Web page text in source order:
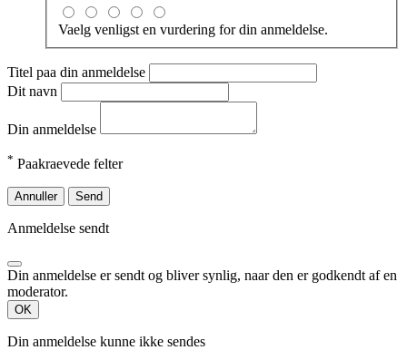
Vaelg venligst en vurdering for din anmeldelse.
Titel paa din anmeldelse
Dit navn
Din anmeldelse
* Paakraevede felter
Annuller Send
Anmeldelse sendt
Din anmeldelse er sendt og bliver synlig, naar den er godkendt af en
moderator.
OK
Din anmeldelse kunne ikke sendes